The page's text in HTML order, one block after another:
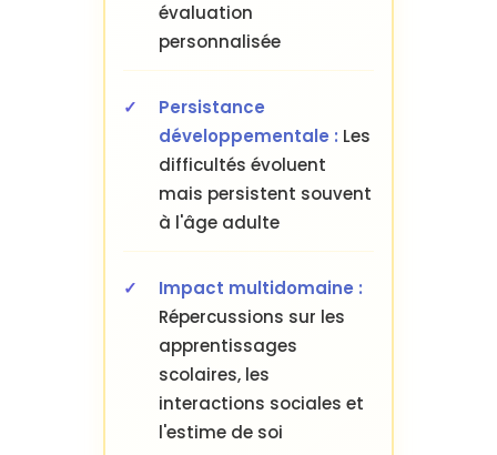
évaluation
personnalisée
Persistance
développementale : Les
difficultés évoluent
mais persistent souvent
à l'âge adulte
Impact multidomaine :
Répercussions sur les
apprentissages
scolaires, les
interactions sociales et
l'estime de soi